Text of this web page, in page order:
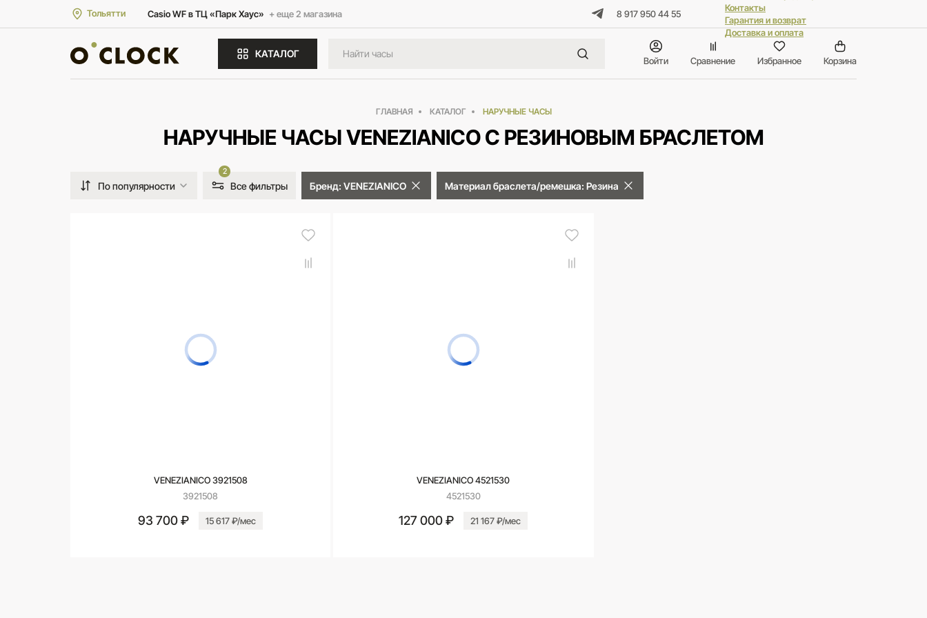
Тольятти Casio WF в ТЦ «Парк Хаус» + еще 2 магазина 8 917 950 44 55
Контакты
Гарантия и возврат
Доставка и оплата
КАТАЛОГ
Войти Сравнение Избранное Корзина
ГЛАВНАЯ КАТАЛОГ НАРУЧНЫЕ ЧАСЫ
НАРУЧНЫЕ ЧАСЫ VENEZIANICO С РЕЗИНОВЫМ БРАСЛЕТОМ
По популярности
2
Все фильтры Бренд: VENEZIANICO Материал браслета/ремешка: Резина
VENEZIANICO 3921508
3921508
93 700 ₽ 15 617 ₽/мес
VENEZIANICO 4521530
4521530
127 000 ₽ 21 167 ₽/мес